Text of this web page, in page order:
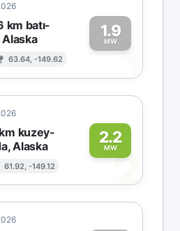
km batı-
Alaska
63.64, -149.62
1.9
MW1
kuzey-
Alaska
61.92, -149.12
2.2
MW2